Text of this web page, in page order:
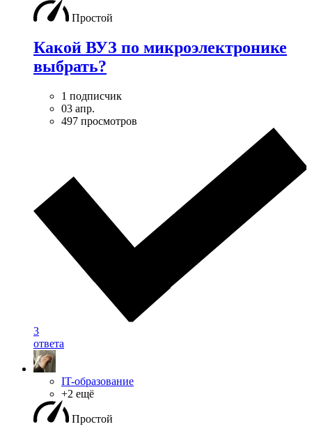
Простой
Какой ВУЗ по микроэлектронике
выбрать?
1 подписчик
03 апр.
497 просмотров
3
ответа
IT-образование
+2 ещё
Простой